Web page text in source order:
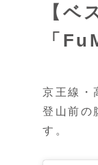
【ベ
「
京王線・
登山前の
す。